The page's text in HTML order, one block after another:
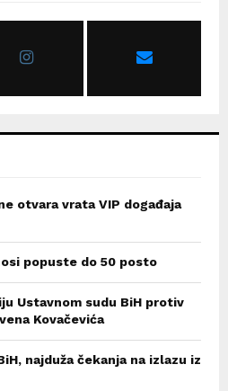
otvara vrata VIP događaja
popuste do 50 posto
Ustavnom sudu BiH protiv
Kovačevića
najduža čekanja na izlazu iz